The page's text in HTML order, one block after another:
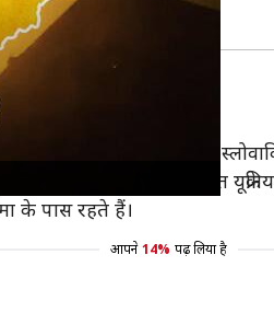
रोमानिया, हंगरी,
हैं। इनमें से 67.5 प्रतिशत
के पास रहते हैं।
आपने 14% पढ़ लिया है